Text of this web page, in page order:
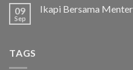
09
Sep
Ikapi Bersama
TAGS